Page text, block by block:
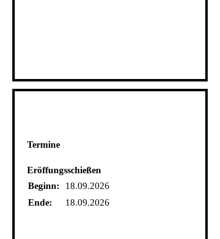
Termine
Eröffungsschießen
Beginn:
18.09.2026
Ende:
18.09.2026